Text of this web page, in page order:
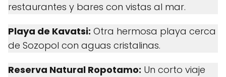
restaurantes y bares con vistas al mar.
Playa de Kavatsi: Otra hermosa playa cerca
de Sozopol con aguas cristalinas.
Reserva Natural Ropotamo: Un corto viaje